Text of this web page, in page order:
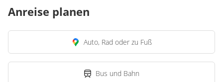
Anreise planen
Auto, Rad oder zu Fuß
Bus und Bahn